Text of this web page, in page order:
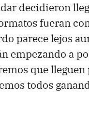
decidieron
fueran
parece lejos
empezando a
que
todos